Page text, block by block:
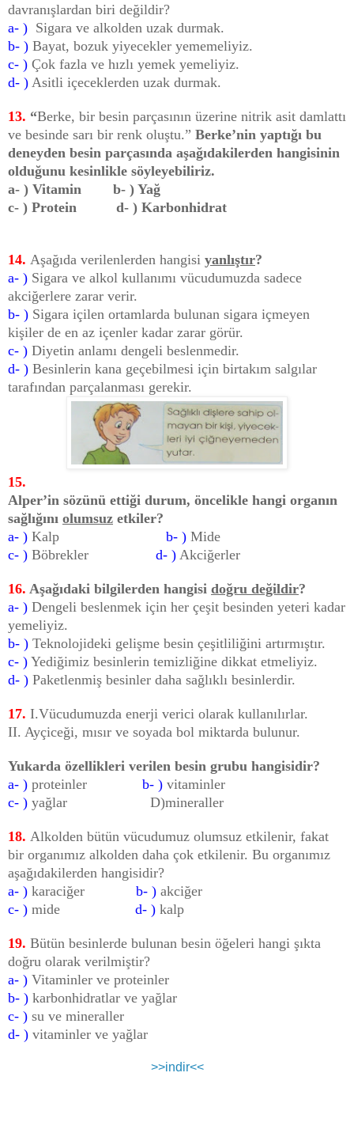
davranışlardan biri değildir?
a- ) Sigara ve alkolden uzak durmak.
b- ) Bayat, bozuk yiyecekler yememeliyiz.
c- ) Çok fazla ve hızlı yemek yemeliyiz.
d- ) Asitli içeceklerden uzak durmak.
13. “Berke, bir besin parçasının üzerine nitrik asit damlattı
ve besinde sarı bir renk oluştu.” Berke’nin yaptığı bu
deneyden besin parçasında aşağıdakilerden hangisinin
olduğunu kesinlikle söyleyebiliriz.
a- ) Vitamin b- ) Yağ
c- ) Protein d- ) Karbonhidrat
14. Aşağıda verilenlerden hangisi yanlıştır?
a- ) Sigara ve alkol kullanımı vücudumuzda sadece
akciğerlere zarar verir.
b- ) Sigara içilen ortamlarda bulunan sigara içmeyen
kişiler de en az içenler kadar zarar görür.
c- ) Diyetin anlamı dengeli beslenmedir.
d- ) Besinlerin kana geçebilmesi için birtakım salgılar
tarafından parçalanması gerekir.
15.
Alper’in sözünü ettiği durum, öncelikle hangi organın
sağlığını olumsuz etkiler?
a- ) Kalp b- ) Mide
c- ) Böbrekler d- ) Akciğerler
16. Aşağıdaki bilgilerden hangisi doğru değildir?
a- ) Dengeli beslenmek için her çeşit besinden yeteri kadar
yemeliyiz.
b- ) Teknolojideki gelişme besin çeşitliliğini artırmıştır.
c- ) Yediğimiz besinlerin temizliğine dikkat etmeliyiz.
d- ) Paketlenmiş besinler daha sağlıklı besinlerdir.
17. I.Vücudumuzda enerji verici olarak kullanılırlar.
II. Ayçiceği, mısır ve soyada bol miktarda bulunur.
Yukarda özellikleri verilen besin grubu hangisidir?
a- ) proteinler b- ) vitaminler
c- ) yağlar D)mineraller
18. Alkolden bütün vücudumuz olumsuz etkilenir, fakat
bir organımız alkolden daha çok etkilenir. Bu organımız
aşağıdakilerden hangisidir?
a- ) karaciğer b- ) akciğer
c- ) mide d- ) kalp
19. Bütün besinlerde bulunan besin öğeleri hangi şıkta
doğru olarak verilmiştir?
a- ) Vitaminler ve proteinler
b- ) karbonhidratlar ve yağlar
c- ) su ve mineraller
d- ) vitaminler ve yağlar
>>indir<<